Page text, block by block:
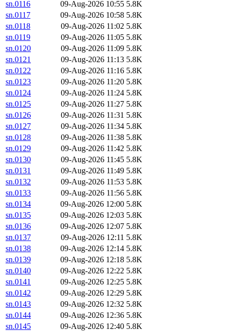
sn.0116 09-Aug-2026 10:55 5.8K
sn.0117
09-Aug-2026 10:58 5.8K
sn.0118
09-Aug-2026 11:02 5.8K
sn.0119
09-Aug-2026 11:05 5.8K
sn.0120
09-Aug-2026 11:09 5.8K
sn.0121
09-Aug-2026 11:13 5.8K
sn.0122
09-Aug-2026 11:16 5.8K
sn.0123
09-Aug-2026 11:20 5.8K
sn.0124
09-Aug-2026 11:24 5.8K
sn.0125
09-Aug-2026 11:27 5.8K
sn.0126
09-Aug-2026 11:31 5.8K
sn.0127
09-Aug-2026 11:34 5.8K
sn.0128
09-Aug-2026 11:38 5.8K
sn.0129
09-Aug-2026 11:42 5.8K
sn.0130
09-Aug-2026 11:45 5.8K
sn.0131
09-Aug-2026 11:49 5.8K
sn.0132
09-Aug-2026 11:53 5.8K
sn.0133
09-Aug-2026 11:56 5.8K
sn.0134
09-Aug-2026 12:00 5.8K
sn.0135
09-Aug-2026 12:03 5.8K
sn.0136
09-Aug-2026 12:07 5.8K
sn.0137
09-Aug-2026 12:11 5.8K
sn.0138
09-Aug-2026 12:14 5.8K
sn.0139
09-Aug-2026 12:18 5.8K
sn.0140
09-Aug-2026 12:22 5.8K
sn.0141
09-Aug-2026 12:25 5.8K
sn.0142
09-Aug-2026 12:29 5.8K
sn.0143
09-Aug-2026 12:32 5.8K
sn.0144
09-Aug-2026 12:36 5.8K
sn.0145
09-Aug-2026 12:40 5.8K